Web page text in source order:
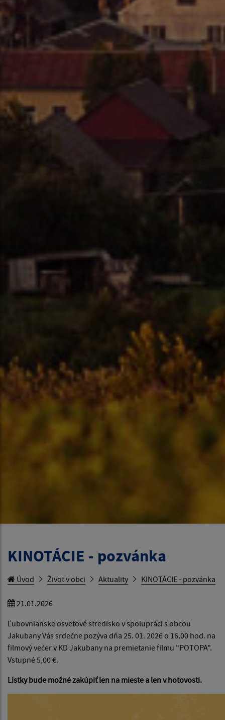
KINOTÁCIE - pozvánka
Úvod Život v obci Aktuality KINOTÁCIE - pozvánka
21.01.2026
Ľubovnianske osvetové stredisko v spolupráci s obcou
Jakubany Vás srdečne pozýva dňa 25. 01. 2026 o 16.00 hod. na
filmový večer v KD Jakubany na premietanie filmu "POTOPA".
Vstupné 5,00 €.
Lístky bude možné zakúpiť len na mieste a len v hotovosti.